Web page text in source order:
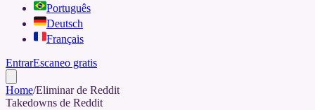
Português
Deutsch
Français
EntrarEscaneo gratis
Home/Eliminar de Reddit
Takedowns de Reddit